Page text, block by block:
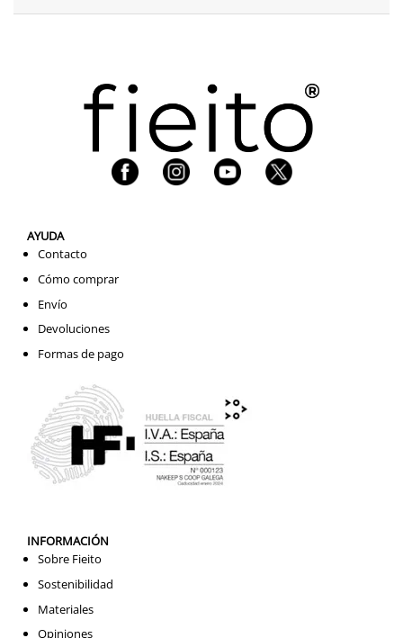
AYUDA
Contacto
Cómo comprar
Envío
Devoluciones
Formas de pago
INFORMACIÓN
Sobre Fieito
Sostenibilidad
Materiales
Opiniones